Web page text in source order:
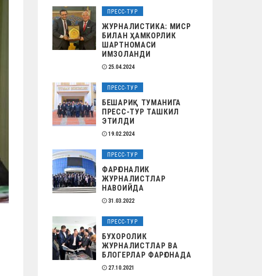
ПРЕСС-ТУР
ЖУРНАЛИСТИКА: МИСР
БИЛАН ҲАМКОРЛИК
ШАРТНОМАСИ
ИМЗОЛАНДИ
25.04.2024
ПРЕСС-ТУР
БЕШАРИҚ ТУМАНИГА
ПРЕСС-ТУР ТАШКИЛ
ЭТИЛДИ
19.02.2024
ПРЕСС-ТУР
ФАРҒОНАЛИК
ЖУРНАЛИСТЛАР
НАВОИЙДА
31.03.2022
ПРЕСС-ТУР
БУХОРОЛИК
ЖУРНАЛИСТЛАР ВА
БЛОГЕРЛАР ФАРҒОНАДА
27.10.2021